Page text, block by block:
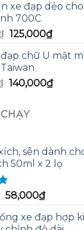
là:
12,790,000₫.
xe đạp dẻo
700C
Giá
là:
130,000₫.
125,000₫Giá
tại
đạp chữ U mật
Giá
là:
150,000₫.
140,000₫Giá
sên dành
50ml x 2 lọ
Giá
là:
58,000₫Giá
tại
xe đạp hợp